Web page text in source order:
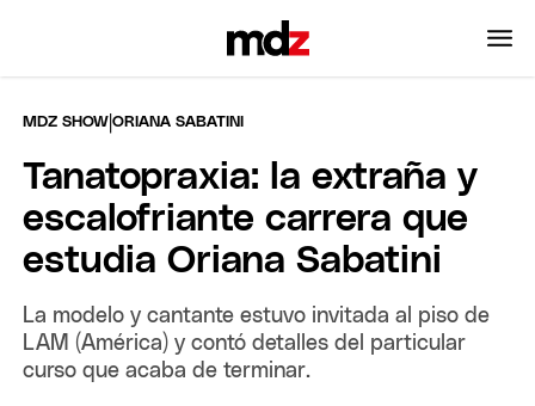
MDZ SHOW |ORIANA SABATINI
Tanatopraxia: la extraña y
escalofriante carrera que
estudia Oriana Sabatini
La modelo y cantante estuvo invitada al piso de
LAM (América) y contó detalles del particular
curso que acaba de terminar.